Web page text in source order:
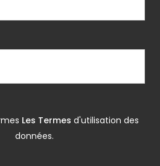
Les Termes d'utilisation des
données.